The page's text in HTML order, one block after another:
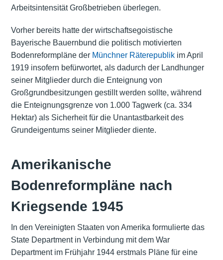
Arbeitsintensität Großbetrieben überlegen.
Vorher bereits hatte der wirtschaftsegoistische
Bayerische Bauernbund die politisch motivierten
Bodenreformpläne der Münchner Räterepublikim April
1919 insofern befürwortet, als dadurch der Landhunger
seiner Mitglieder durch die Enteignung von
Großgrundbesitzungen gestillt werden sollte, während
die Enteignungsgrenze von 1.000 Tagwerk (ca. 334
Hektar) als Sicherheit für die Unantastbarkeit des
Grundeigentums seiner Mitglieder diente.
Amerikanische
Bodenreformpläne nach
Kriegsende 1945
In den Vereinigten Staaten von Amerika formulierte das
State Department in Verbindung mit dem War
Department im Frühjahr 1944 erstmals Pläne für eine